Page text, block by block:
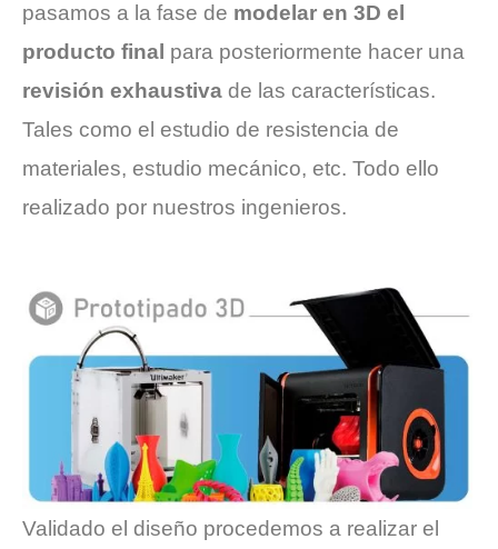
pasamos a la fase de modelar en 3D el
producto final para posteriormente hacer una
revisión exhaustiva de las características.
Tales como el estudio de resistencia de
materiales, estudio mecánico, etc. Todo ello
realizado por nuestros ingenieros.
Validado el diseño procedemos a realizar el